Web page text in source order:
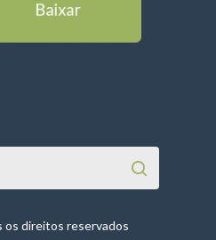
direitos reservados